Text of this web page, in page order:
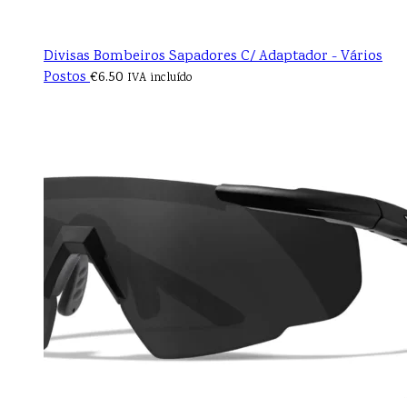
Divisas Bombeiros Sapadores C/ Adaptador - Vários
Postos€6.50 IVA incluído